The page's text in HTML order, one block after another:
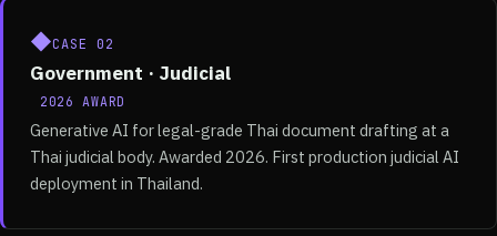
◆CASE 02
Government · Judicial
2026 AWARD
Generative AI for legal-grade Thai document drafting at a
Thai judicial body. Awarded 2026. First production judicial AI
deployment in Thailand.